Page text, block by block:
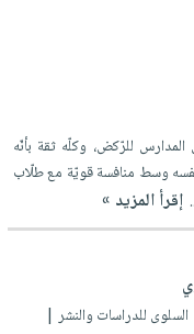
للرّكض، وكلّه ثقة بأنّه
وسط منافسة قويّة مع طلّاب
إقرأ المزيد »
للدراسات والنشر |